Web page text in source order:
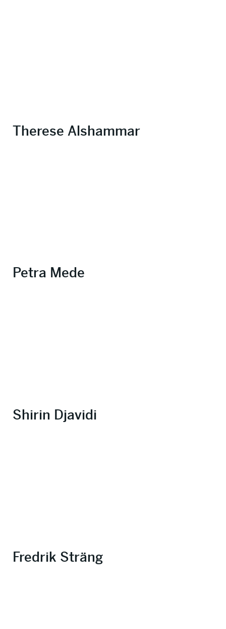
Therese Alshammar
Petra Mede
Shirin Djavidi
Fredrik Sträng